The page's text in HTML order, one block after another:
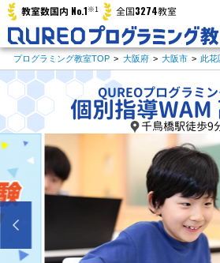
教室数国内 No.1※1 全国3274教室
プログラミング教室TOP > 大阪府 > 大阪市 > 此花
QUREOプログラミ
個別指導WAM
千鳥橋駅徒歩9